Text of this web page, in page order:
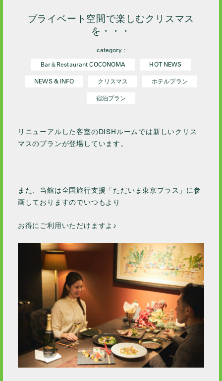
プライベート空間で楽しむクリスマス
を・・・
category :
Bar＆Restaurant COCONOMA
HOT NEWS
NEWS & INFO クリスマス ホテルプラン
宿泊プラン
リニューアルした客室のDISHルームでは新しいクリス
マスのプランが登場しています。
また、当館は全国旅行支援「ただいま東京プラス」に参
画しておりますのでいつもより
お得にご利用いただけますよ♪